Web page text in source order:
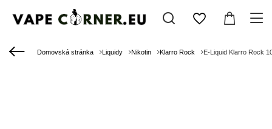
Domovská stránka Liquidy Nikotin Klarro Rock E-Liquid Klarro Rock